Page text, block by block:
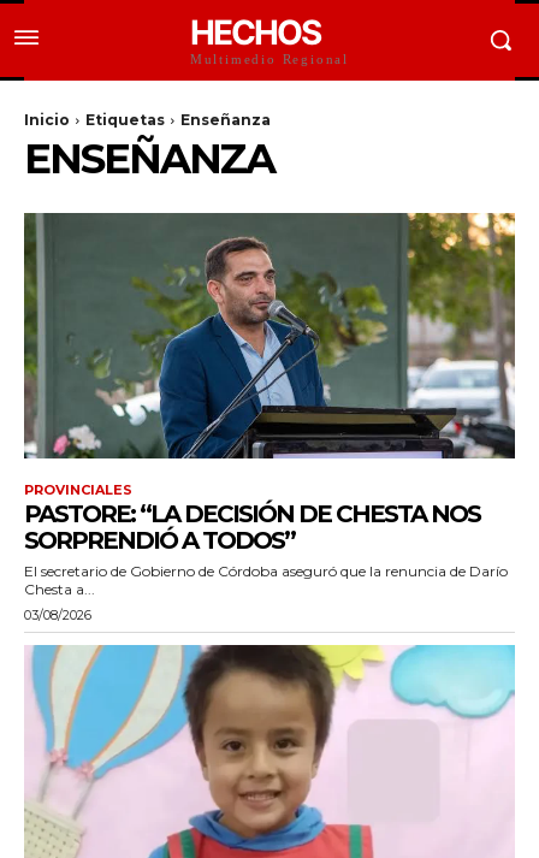
HECHOS
Multimedio Regional
Inicio Etiquetas Enseñanza
ENSEÑANZA
PROVINCIALES
PASTORE: “LA DECISIÓN DE CHESTA NOS
SORPRENDIÓ A TODOS”
El secretario de Gobierno de Córdoba aseguró que la renuncia de Darío
Chesta a...
03/08/2026